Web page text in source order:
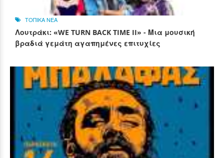
ΤΟΠΙΚΑ ΝΕΑ
Λουτράκι: «WE TURN BACK TIME II» - Μια μουσική
βραδιά γεμάτη αγαπημένες επιτυχίες